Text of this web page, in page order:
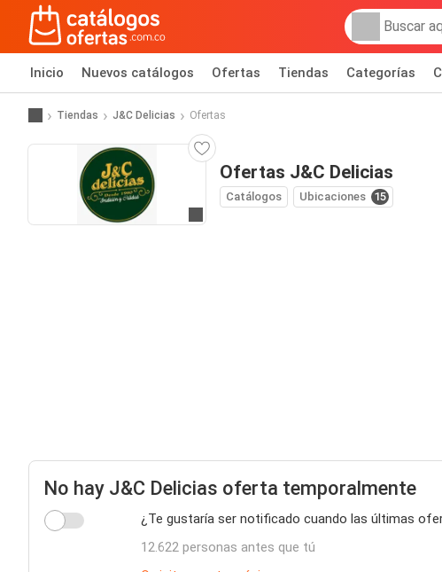
Inicio Nuevos catálogos Ofertas Tiendas Categorías
Tiendas J&C Delicias Ofertas
Ofertas J&C Delicias
Catálogos Ubicaciones 15
No hay J&C Delicias oferta temporalmente
¿Te gustaría ser notificado cuando las últimas
12.622 personas antes que tú